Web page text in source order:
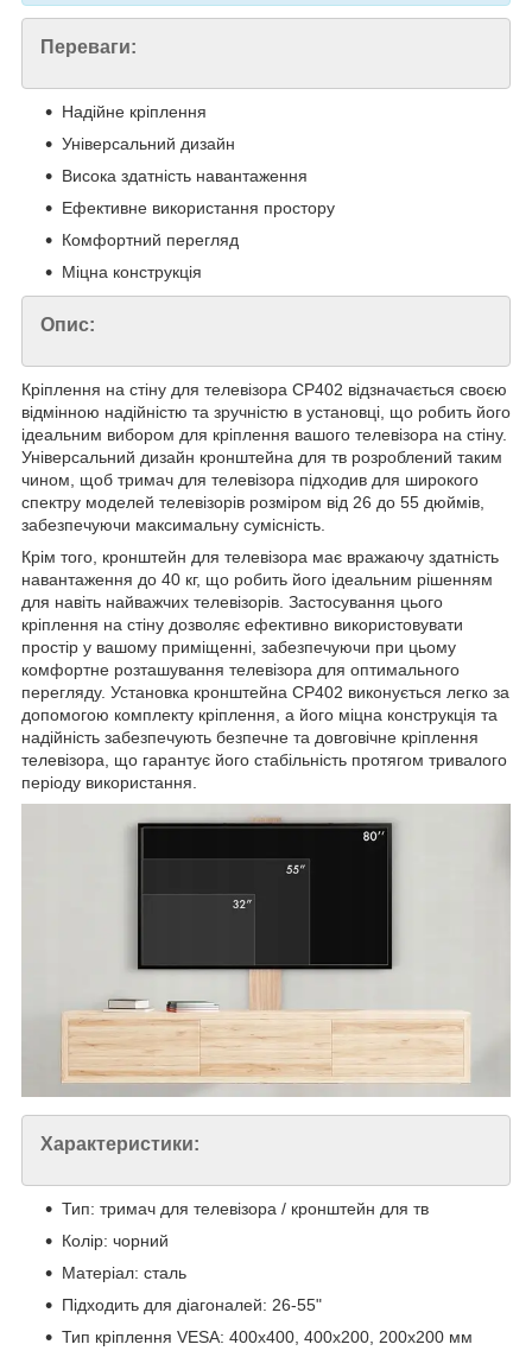
Переваги:
Надійне кріплення
Універсальний дизайн
Висока здатність навантаження
Ефективне використання простору
Комфортний перегляд
Міцна конструкція
Опис:
Кріплення на стіну для телевізора CP402 відзначається своєю
відмінною надійністю та зручністю в установці, що робить його
ідеальним вибором для кріплення вашого телевізора на стіну.
Універсальний дизайн кронштейна для тв розроблений таким
чином, щоб тримач для телевізора підходив для широкого
спектру моделей телевізорів розміром від 26 до 55 дюймів,
забезпечуючи максимальну сумісність.
Крім того, кронштейн для телевізора має вражаючу здатність
навантаження до 40 кг, що робить його ідеальним рішенням
для навіть найважчих телевізорів. Застосування цього
кріплення на стіну дозволяє ефективно використовувати
простір у вашому приміщенні, забезпечуючи при цьому
комфортне розташування телевізора для оптимального
перегляду. Установка кронштейна CP402 виконується легко за
допомогою комплекту кріплення, а його міцна конструкція та
надійність забезпечують безпечне та довговічне кріплення
телевізора, що гарантує його стабільність протягом тривалого
періоду використання.
Характеристики:
Тип: тримач для телевізора / кронштейн для тв
Колір: чорний
Матеріал: сталь
Підходить для діагоналей: 26-55"
Тип кріплення VESA: 400x400, 400x200, 200x200 мм